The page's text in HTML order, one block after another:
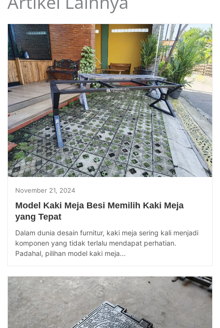
November 21, 2024
Model Kaki Meja Besi Memilih Kaki Meja
yang Tepat
Dalam dunia desain furnitur, kaki meja sering kali menjadi
komponen yang tidak terlalu mendapat perhatian.
Padahal, pilihan model kaki meja...